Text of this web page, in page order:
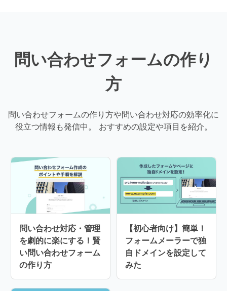
問い合わせフォームの作り
方
問い合わせフォームの作り方や問い合わせ対応の効率化に
役立つ情報も発信中。 おすすめの設定や項目を紹介。
問い合わせ対応・管理
を劇的に楽にする！賢
い問い合わせフォーム
の作り方
【初心者向け】簡単！
フォームメーラーで独
自ドメインを設定して
みた